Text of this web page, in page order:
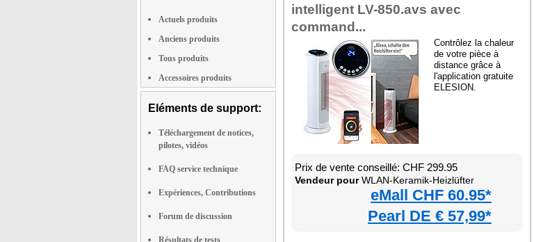
Actuels produits
Anciens produits
Tous produits
Accessoires produits
Eléments de support:
Téléchargement de notices,
pilotes, vidéos
FAQ service technique
Expériences, Contributions
Forum de discussion
Résultats de tests
intelligent LV-850.avs avec
command...
Contrôlez la chaleur
de votre pièce à
distance grâce à
l'application gratuite
ELESION.
Prix de vente conseillé: CHF 299.95
Vendeur pourWLAN-Keramik-Heizlüfter
eMall CHF 60.95*
Pearl DE € 57,99*